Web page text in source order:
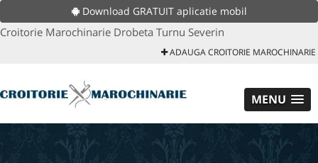
Download GRATUIT aplicatie mobil
Croitorie Marochinarie Drobeta Turnu Severin
ADAUGA CROITORIE MAROCHINARIE
MENU